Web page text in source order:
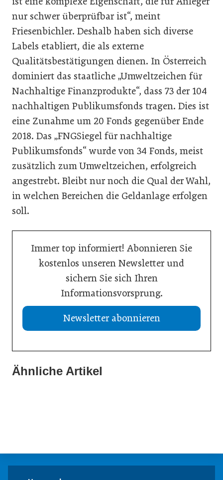
nur schwer überprüfbar ist“, meint
Friesenbichler. Deshalb haben sich diverse
Labels etabliert, die als externe
Qualitätsbestätigungen dienen. In Österreich
dominiert das staatliche „Umweltzeichen für
Nachhaltige Finanzprodukte“, dass 73 der 104
nachhaltigen Publikumsfonds tragen. Dies ist
eine Zunahme um 20 Fonds gegenüber Ende
2018. Das „FNGSiegel für nachhaltige
Publikumsfonds“ wurde von 34 Fonds, meist
zusätzlich zum Umweltzeichen, erfolgreich
angestrebt. Bleibt nur noch die Qual der Wahl,
in welchen Bereichen die Geldanlage erfolgen
soll.
Immer top informiert! Abonnieren Sie
kostenlos unseren Newsletter und
sichern Sie sich Ihren
Informationsvorsprung.
Newsletter abonnieren
Ähnliche Artikel
21. Juli 2026